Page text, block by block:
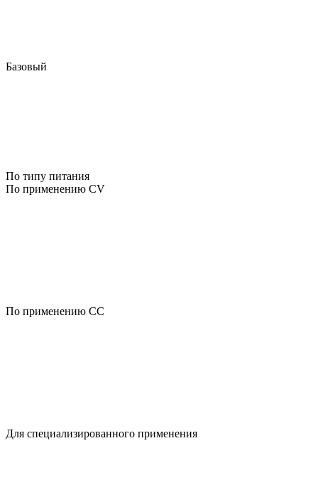
Базовый
По типу питания
По применению CV
По применению CC
Для специализированного применения